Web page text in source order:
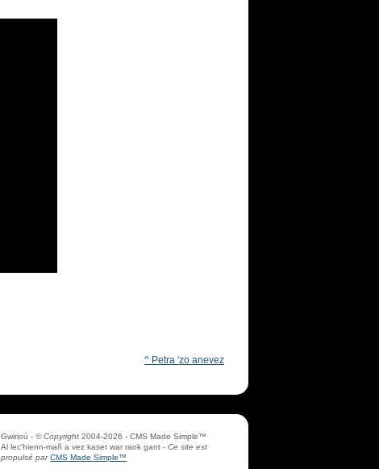
^ Petra 'zo anevez
Gwirioù -© Copyright 2004-2026 - CMS Made Simple™
Al lec'hienn-mañ a vez kaset war raok gant -Ce site est
propulsé par CMS Made Simple™